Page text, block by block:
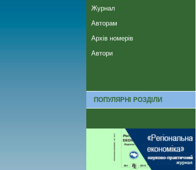
Журнал
Авторам
Архів номерів
Автори
ПОПУЛЯРНІ РОЗДІЛИ